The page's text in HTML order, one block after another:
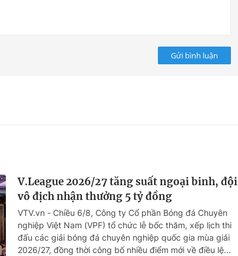
Gửi bình luận
V.League 2026/27 tăng suất ngoại binh, đội
vô địch nhận thưởng 5 tỷ đồng
VTV.vn - Chiều 6/8, Công ty Cổ phần Bóng đá Chuyên
nghiệp Việt Nam (VPF) tổ chức lễ bốc thăm, xếp lịch thi
đấu các giải bóng đá chuyên nghiệp quốc gia mùa giải
2026/27, đồng thời công bố nhiều điểm mới về điều lệ...